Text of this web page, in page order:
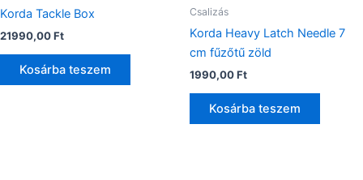
Korda Tackle Box
21990,00Ft
Kosárba teszem
Csalizás
Korda Heavy Latch Needle 7
cm fűzőtű zöld
1990,00Ft
Kosárba teszem